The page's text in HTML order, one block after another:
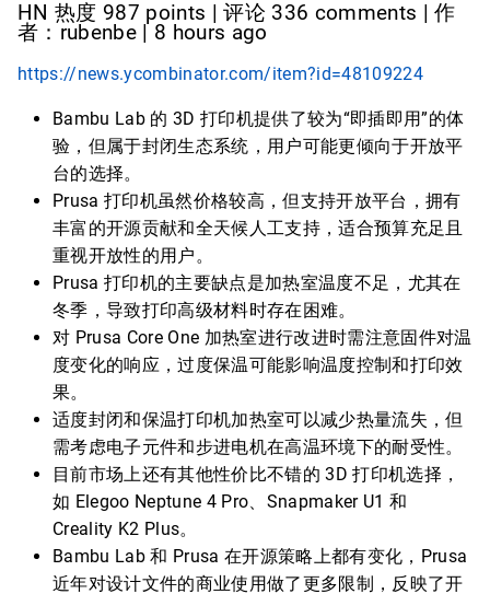
HN 热度 987 points | 评论 336 comments | 作
者：rubenbe | 8 hours ago
https://news.ycombinator.com/item?id=48109224
Bambu Lab 的 3D 打印机提供了较为“即插即用”的体
验，但属于封闭生态系统，用户可能更倾向于开放平
台的选择。
Prusa 打印机虽然价格较高，但支持开放平台，拥有
丰富的开源贡献和全天候人工支持，适合预算充足且
重视开放性的用户。
Prusa 打印机的主要缺点是加热室温度不足，尤其在
冬季，导致打印高级材料时存在困难。
对 Prusa Core One 加热室进行改进时需注意固件对温
度变化的响应，过度保温可能影响温度控制和打印效
果。
适度封闭和保温打印机加热室可以减少热量流失，但
需考虑电子元件和步进电机在高温环境下的耐受性。
目前市场上还有其他性价比不错的 3D 打印机选择，
如 Elegoo Neptune 4 Pro、Snapmaker U1 和
Creality K2 Plus。
Bambu Lab 和 Prusa 在开源策略上都有变化，Prusa
近年对设计文件的商业使用做了更多限制，反映了开